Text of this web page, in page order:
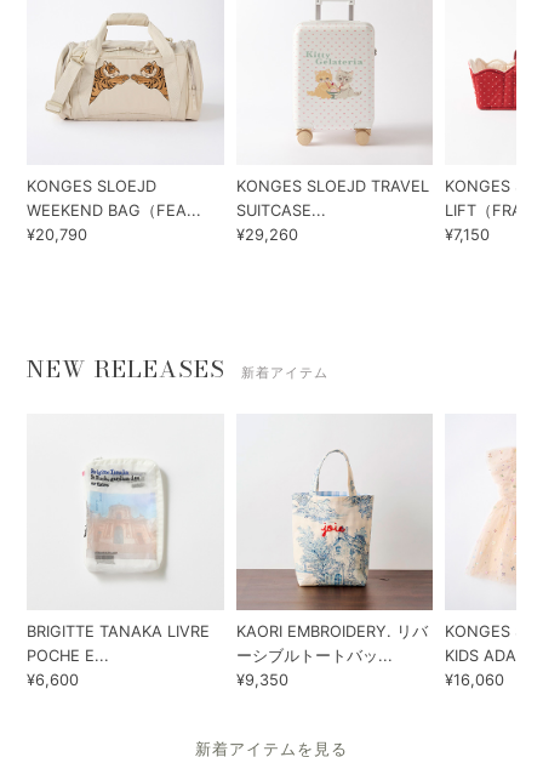
KONGES SLOEJD
WEEKEND BAG（FEA...
¥20,790
KONGES SLOEJD TRAVEL
SUITCASE...
¥29,260
KONGES
LIFT（
¥7,150
NEW RELEASES 新着アイテム
BRIGITTE TANAKA LIVRE
POCHE E...
¥6,600
KAORI EMBROIDERY. リバ
ーシブルトートバッ...
¥9,350
KONGES
KIDS ADA...
¥16,060
新着アイテムを見る